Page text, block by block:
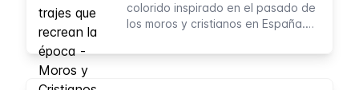
colorido inspirado en el pasado de
los moros y cristianos en España.
de batallas animan las calles de